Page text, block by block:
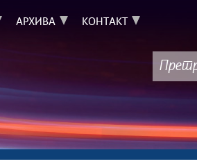
АРХИВА КОНТАКТ